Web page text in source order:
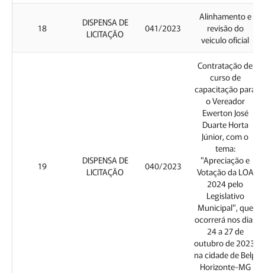
18
DISPENSA DE
LICITAÇÃO
041/2023
Alinhamento e
revisão do
veículo oficial
19
DISPENSA DE
LICITAÇÃO
040/2023
Contratação de
curso de
capacitação para
o Vereador
Ewerton José
Duarte Horta
Júnior, com o
tema:
"Apreciação e
Votação da LOA
2024 pelo
Legislativo
Municipal", que
ocorrerá nos dias
24 a 27 de
outubro de 2023,
na cidade de Belp
Horizonte-MG